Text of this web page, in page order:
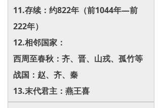
11.存续：约822年（前1044年—前
222年）‌
12.相邻国家：
西周至春秋：齐、晋、山戎、孤竹等‌
战国：赵、齐、秦‌
13.末代君主：燕王喜